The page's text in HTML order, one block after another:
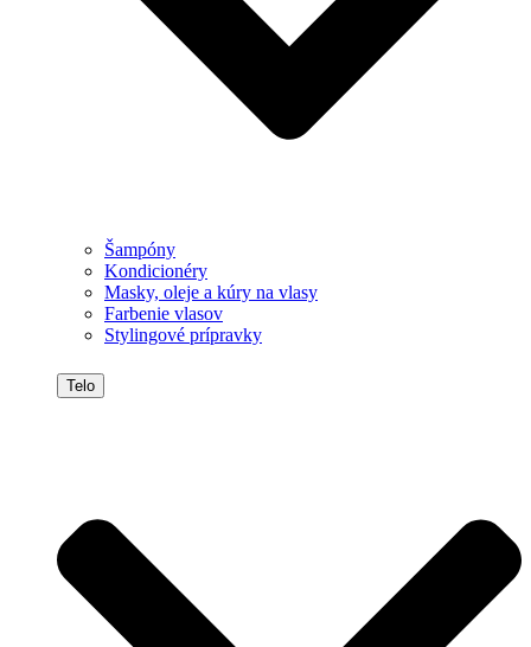
Šampóny
Kondicionéry
Masky, oleje a kúry na vlasy
Farbenie vlasov
Stylingové prípravky
Telo